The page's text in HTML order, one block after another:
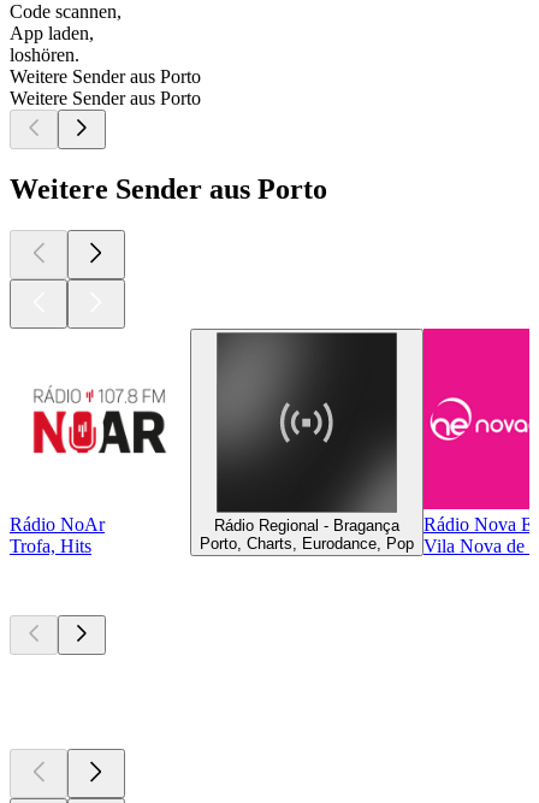
Code scannen,
App laden,
loshören.
Weitere Sender aus Porto
Weitere Sender aus Porto
Weitere Sender aus Porto
Rádio NoAr
Trofa, Hits
Rádio Regional - Bragança
Porto, Charts, Eurodance, Pop
Rádio Nova
Vila Nova de